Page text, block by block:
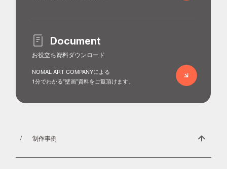
Document
お役立ち資料ダウンロード
NOMAL ART COMPANYによる
1分でわかる”壁画”資料をご覧頂けます。
制作事例